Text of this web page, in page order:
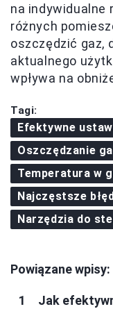
na indywidualne
różnych
oszczędzić gaz,
aktualnego
wpływa na
Tagi:
Efektywne
Oszczędzanie
Temperatura w
Najczęstsze
Narzędzia do
Powiązane wpisy:
Jak